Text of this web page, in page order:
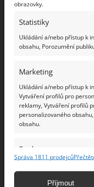
obrazovky.
Statistiky
Ukládání a/nebo přístup k
obsahu, Porozumění
Marketing
Ukládání a/nebo přístup k
Vytváření profilů pro
reklamy, Vytváření profilů
personalizovaného
obsahu.
Funkce
Identifikace zařízení na
Správa 1811 prodejců
Příjmout